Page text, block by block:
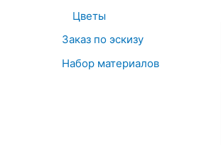
Цветы
Заказ по эскизу
Набор материалов